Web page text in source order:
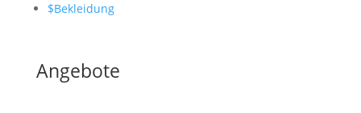
$Bekleidung
Angebote